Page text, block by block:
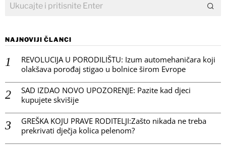
NAJNOVIJI ČLANCI
REVOLUCIJA U PORODILIŠTU: Izum automehaničara koji
olakšava porođaj stigao u bolnice širom Evrope
SAD IZDAO NOVO UPOZORENJE: Pazite kad djeci
kupujete skvišije
GREŠKA KOJU PRAVE RODITELJI:Zašto nikada ne treba
prekrivati dječja kolica pelenom?